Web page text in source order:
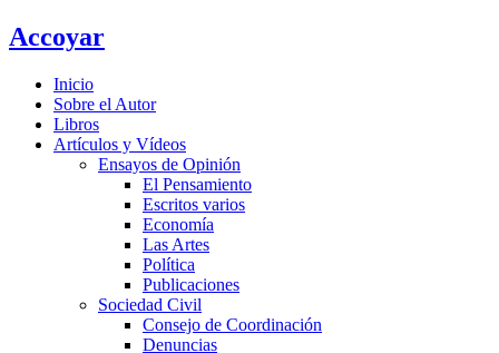
Ir
al
Accoyar
Inicio
Sobre el Autor
Libros
Artículos y Vídeos
Ensayos de Opinión
El Pensamiento
Escritos varios
Economía
Las Artes
Política
Publicaciones
Sociedad Civil
Consejo de Coordinación
Denuncias